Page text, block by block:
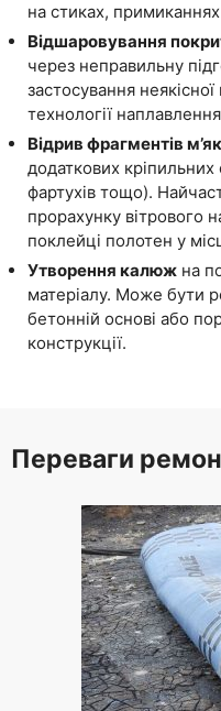
на стиках, примиканнях
Відшаровування
через неправильну
застосування
технології
Відрив фрагментів
додаткових
фартухів тощо).
прорахунку вітрового
поклейці полотен у
Утворення калюж на
матеріалу. Може бути
бетонній основі або
конструкції.
Переваги